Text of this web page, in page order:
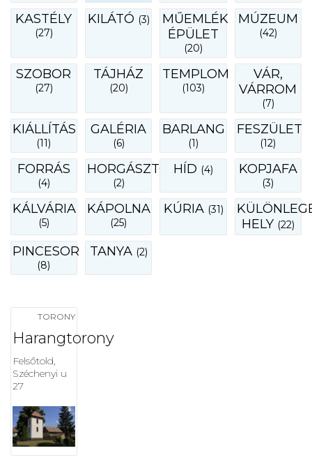
KASTÉLY
(27)
KILÁTÓ (3)
MŰEMLÉK
ÉPÜLET
(20)
MÚZEUM
(42)
SZOBOR
(27)
TÁJHÁZ
(20)
TEMPLOM
(103)
VÁR,
VÁRROM
(7)
KIÁLLÍTÁS
(11)
GALÉRIA
(6)
BARLANG
(1)
FESZÜLET
(12)
FORRÁS
(4)
HORGÁSZTÓ
(2)
HÍD (4) KOPJAFA
(3)
KÁLVÁRIA
(5)
KÁPOLNA
(25)
KÚRIA (31)
HELY (22)
PINCESOR
(8)
TANYA (2)
TORONY
Harangtorony
Felsőtold,
Széchenyi u
27